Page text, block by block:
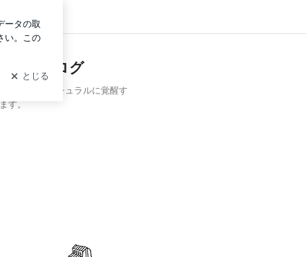
イン
ャルブログ
わかる、ナチュラルに覚醒す
す。